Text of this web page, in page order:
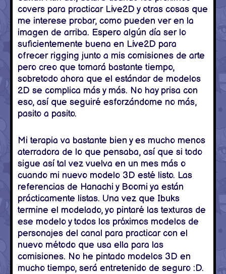
covers para practicar Live2D y otras cosas que
me interese probar, como pueden ver en la
imagen de arriba. Espero algún día ser lo
suficientemente buena en Live2D para
ofrecer rigging junto a mis comisiones de arte
pero creo que tomará bastante tiempo,
sobretodo ahora que el estándar de modelos
2D se complica más y más. No hay prisa con
eso, así que seguiré esforzándome no más,
pasito a pasito.
Mi terapia va bastante bien y es mucho menos
aterradora de lo que pensaba, así que si todo
sigue así tal vez vuelva en un mes más o
cuando mi nuevo modelo 3D esté listo. Las
referencias de Hanachi y Boomi ya están
prácticamente listas. Una vez que Ibuks
termine el modelado, yo pintaré las texturas de
ese modelo y todos los próximos modelos de
personajes del canal para practicar con el
nuevo método que usa ella para las
comisiones. No he pintado modelos 3D en
mucho tiempo, será entretenido de seguro :D.